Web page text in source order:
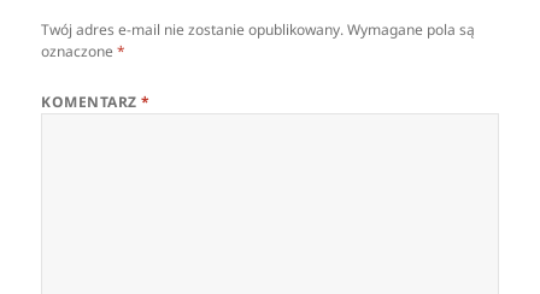
Twój adres e-mail nie zostanie opublikowany. Wymagane pola są
oznaczone*
KOMENTARZ*